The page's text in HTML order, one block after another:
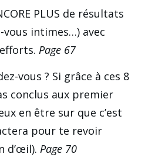
PLUS de résultats
vous intimes…) avec
Page 67
vous ? Si grâce à ces 8
conclus aux premier
en être sur que c’est
pour te revoir
d’œil). Page 70